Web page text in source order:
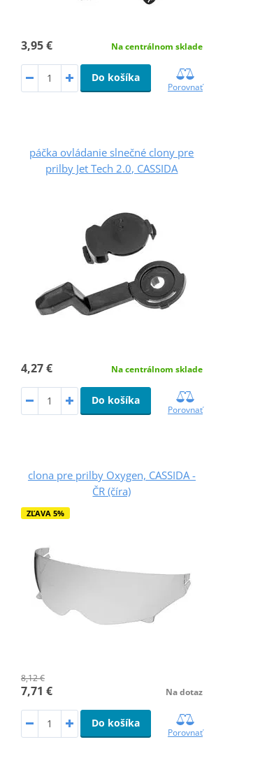
3,95 € Na centrálnom sklade
Do košíka
Porovnať
páčka ovládanie slnečné clony pre
prilby Jet Tech 2.0, CASSIDA
4,27 € Na centrálnom sklade
Do košíka
Porovnať
clona pre prilby Oxygen, CASSIDA -
ČR (číra)
ZĽAVA 5%
8,12 €
7,71 € Na dotaz
Do košíka
Porovnať